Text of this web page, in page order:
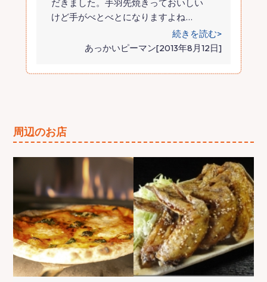
だきました。手羽先焼きっておいしい
けど手がべとべとになりますよね…
続きを読む>
あっかいピーマン[2013年8月12日]
周辺のお店